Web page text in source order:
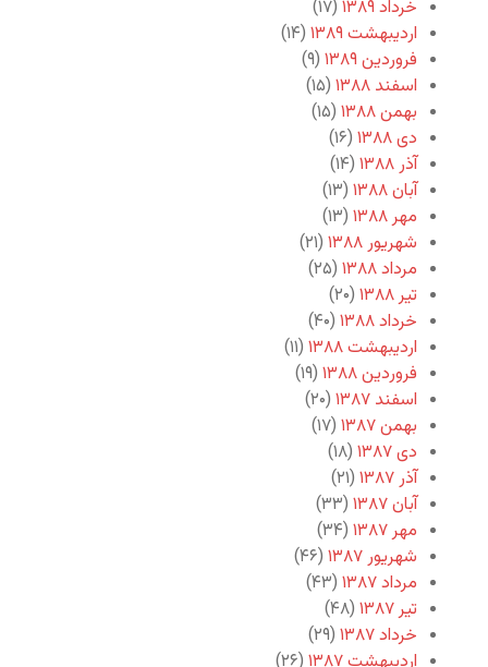
خرداد ۱۳۸۹
(۱۷)
اردیبهشت ۱۳۸۹
(۱۴)
فروردین ۱۳۸۹
(۹)
اسفند ۱۳۸۸
(۱۵)
بهمن ۱۳۸۸
(۱۵)
دی ۱۳۸۸
(۱۶)
آذر ۱۳۸۸
(۱۴)
آبان ۱۳۸۸
(۱۳)
مهر ۱۳۸۸
(۱۳)
شهریور ۱۳۸۸
(۲۱)
مرداد ۱۳۸۸
(۲۵)
تیر ۱۳۸۸
(۲۰)
خرداد ۱۳۸۸
(۴۰)
اردیبهشت ۱۳۸۸
(۱۱)
فروردین ۱۳۸۸
(۱۹)
اسفند ۱۳۸۷
(۲۰)
بهمن ۱۳۸۷
(۱۷)
دی ۱۳۸۷
(۱۸)
آذر ۱۳۸۷
(۲۱)
آبان ۱۳۸۷
(۳۳)
مهر ۱۳۸۷
(۳۴)
شهریور ۱۳۸۷
(۴۶)
مرداد ۱۳۸۷
(۴۳)
تیر ۱۳۸۷
(۴۸)
خرداد ۱۳۸۷
(۲۹)